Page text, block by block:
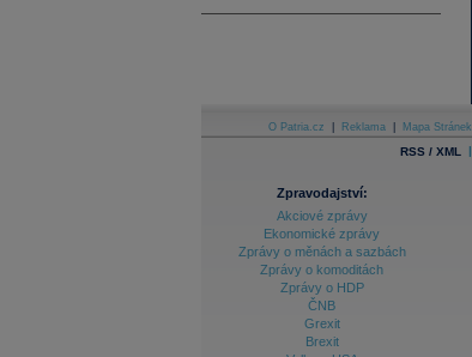
O Patria.cz Reklama Mapa Stránek
RSS / XML |
Zpravodajství:
Akciové zprávy
Ekonomické zprávy
Zprávy o měnách a sazbách
Zprávy o komoditách
Zprávy o HDP
ČNB
Grexit
Brexit